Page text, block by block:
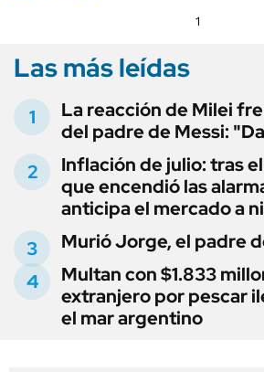
1
Las más leídas
La reacción de Milei
del padre de Messi:
Inflación de julio: tras
que encendió las
anticipa el mercado a
Murió Jorge, el padre
Multan con $1.833
extranjero por pescar
el mar argentino